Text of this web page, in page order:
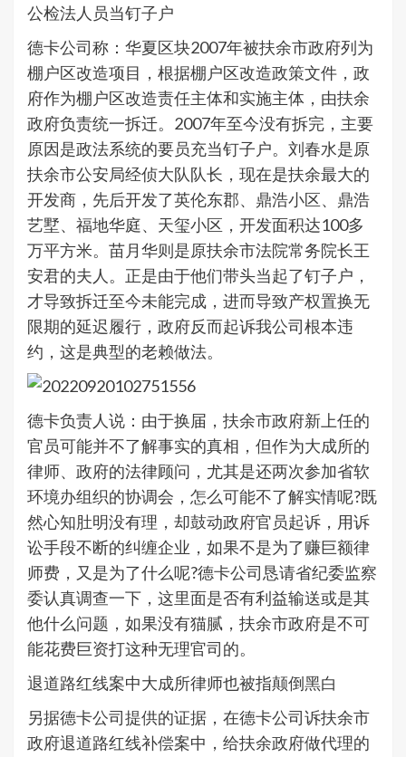
公检法人员当钉子户
德卡公司称：华夏区块2007年被扶余市政府列为
棚户区改造项目，根据棚户区改造政策文件，政
府作为棚户区改造责任主体和实施主体，由扶余
政府负责统一拆迁。2007年至今没有拆完，主要
原因是政法系统的要员充当钉子户。刘春水是原
扶余市公安局经侦大队队长，现在是扶余最大的
开发商，先后开发了英伦东郡、鼎浩小区、鼎浩
艺墅、福地华庭、天玺小区，开发面积达100多
万平方米。苗月华则是原扶余市法院常务院长王
安君的夫人。正是由于他们带头当起了钉子户，
才导致拆迁至今未能完成，进而导致产权置换无
限期的延迟履行，政府反而起诉我公司根本违
约，这是典型的老赖做法。
德卡负责人说：由于换届，扶余市政府新上任的
官员可能并不了解事实的真相，但作为大成所的
律师、政府的法律顾问，尤其是还两次参加省软
环境办组织的协调会，怎么可能不了解实情呢?既
然心知肚明没有理，却鼓动政府官员起诉，用诉
讼手段不断的纠缠企业，如果不是为了赚巨额律
师费，又是为了什么呢?德卡公司恳请省纪委监察
委认真调查一下，这里面是否有利益输送或是其
他什么问题，如果没有猫腻，扶余市政府是不可
能花费巨资打这种无理官司的。
退道路红线案中大成所律师也被指颠倒黑白
另据德卡公司提供的证据，在德卡公司诉扶余市
政府退道路红线补偿案中，给扶余政府做代理的